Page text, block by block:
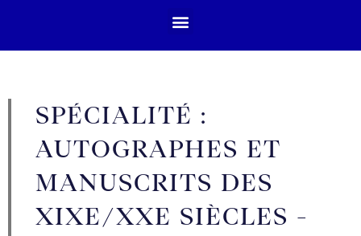
SPÉCIALITÉ :
AUTOGRAPHES ET
MANUSCRITS DES
XIXE/XXE SIÈCLES -